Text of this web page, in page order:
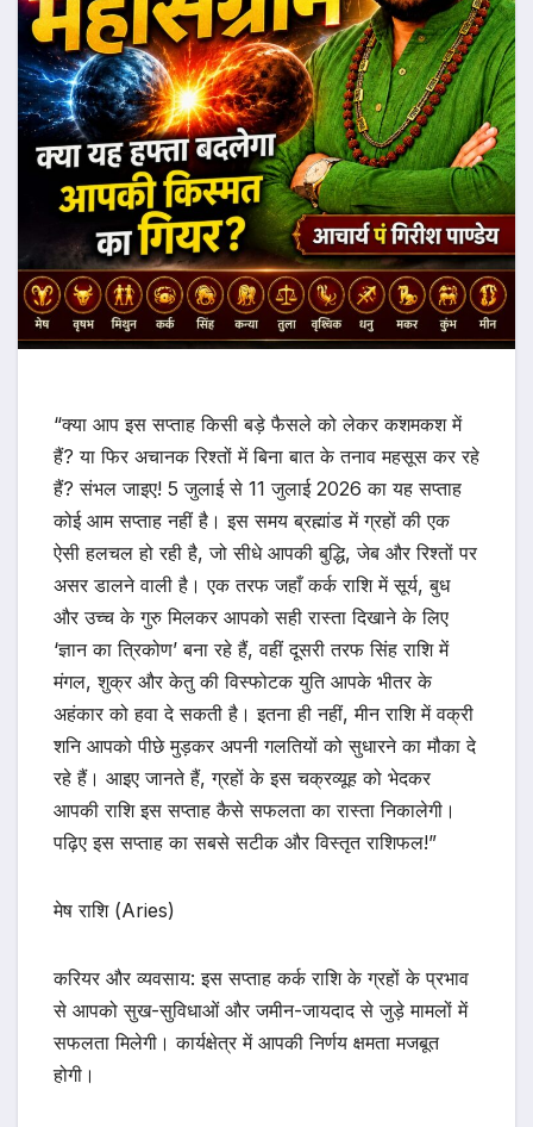
“क्या आप इस सप्ताह किसी बड़े फैसले को लेकर कशमकश में
हैं? या फिर अचानक रिश्तों में बिना बात के तनाव महसूस कर रहे
हैं? संभल जाइए! 5 जुलाई से 11 जुलाई 2026 का यह सप्ताह
कोई आम सप्ताह नहीं है। इस समय ब्रह्मांड में ग्रहों की एक
ऐसी हलचल हो रही है, जो सीधे आपकी बुद्धि, जेब और रिश्तों पर
असर डालने वाली है। एक तरफ जहाँ कर्क राशि में सूर्य, बुध
और उच्च के गुरु मिलकर आपको सही रास्ता दिखाने के लिए
‘ज्ञान का त्रिकोण’ बना रहे हैं, वहीं दूसरी तरफ सिंह राशि में
मंगल, शुक्र और केतु की विस्फोटक युति आपके भीतर के
अहंकार को हवा दे सकती है। इतना ही नहीं, मीन राशि में वक्री
शनि आपको पीछे मुड़कर अपनी गलतियों को सुधारने का मौका दे
रहे हैं। आइए जानते हैं, ग्रहों के इस चक्रव्यूह को भेदकर
आपकी राशि इस सप्ताह कैसे सफलता का रास्ता निकालेगी।
पढ़िए इस सप्ताह का सबसे सटीक और विस्तृत राशिफल!”
मेष राशि (Aries)
करियर और व्यवसाय: इस सप्ताह कर्क राशि के ग्रहों के प्रभाव
से आपको सुख-सुविधाओं और जमीन-जायदाद से जुड़े मामलों में
सफलता मिलेगी। कार्यक्षेत्र में आपकी निर्णय क्षमता मजबूत
होगी।